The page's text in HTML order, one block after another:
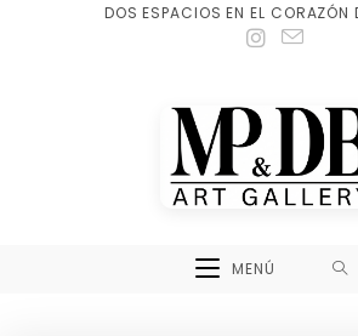
DOS ESPACIOS EN EL CORAZÓN
MENÚ